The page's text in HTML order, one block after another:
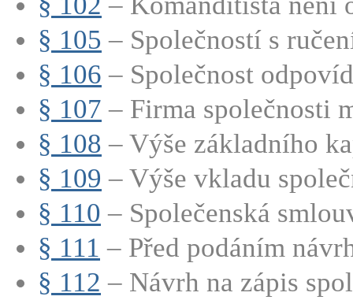
§ 105 – Společností s
§ 106 – Společnost
§ 107 – Firma společnosti
§ 108 – Výše základního
§ 109 – Výše vkladu
§ 110 – Společenská
§ 111 – Před podáním
§ 112 – Návrh na zápis